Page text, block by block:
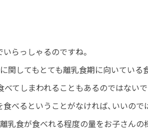
らっしゃるのですね。
関してもとても離乳食期に向いている
てしまわれることもあるのではない
べるということがなければ、いいので
乳食が食べれる程度の量をお子さん